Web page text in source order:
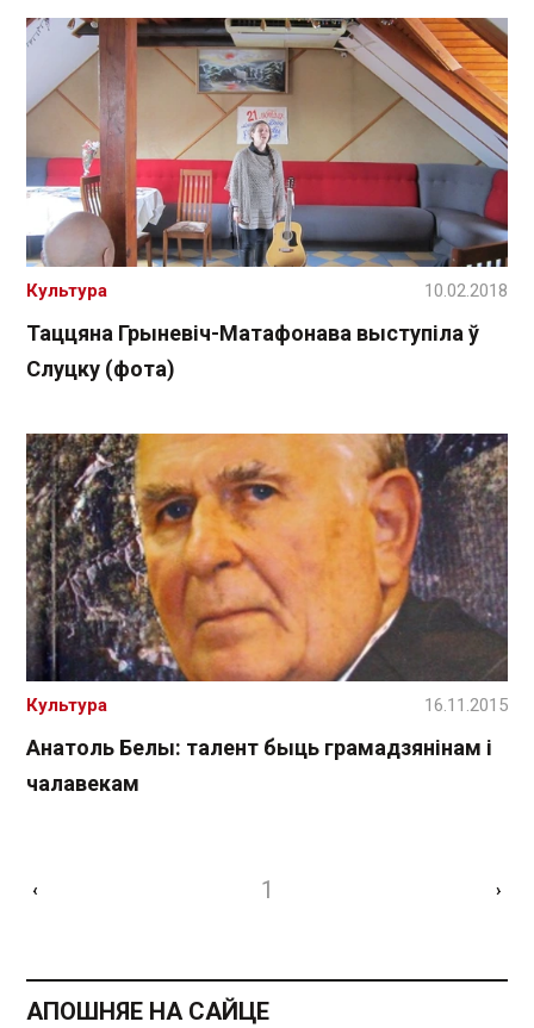
Таццяна Грыневіч-Матафонава выступіла ў
Слуцку (фота)
Культура 10.02.2018
Анатоль Белы: талент быць грамадзянінам і
чалавекам
Культура 16.11.2015
‹ 1 ›
АПОШНЯЕ НА САЙЦЕ